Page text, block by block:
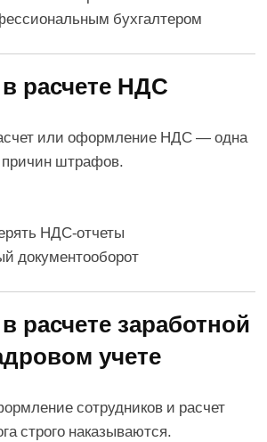
бухгалтером
расчете НДС
или оформление НДС — одна
штрафов.
НДС-отчеты
документооборот
расчете заработной
учете
сотрудников и расчет
строго наказываются.